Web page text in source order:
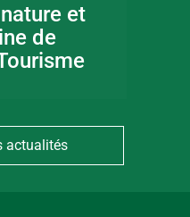
et
de
actualités